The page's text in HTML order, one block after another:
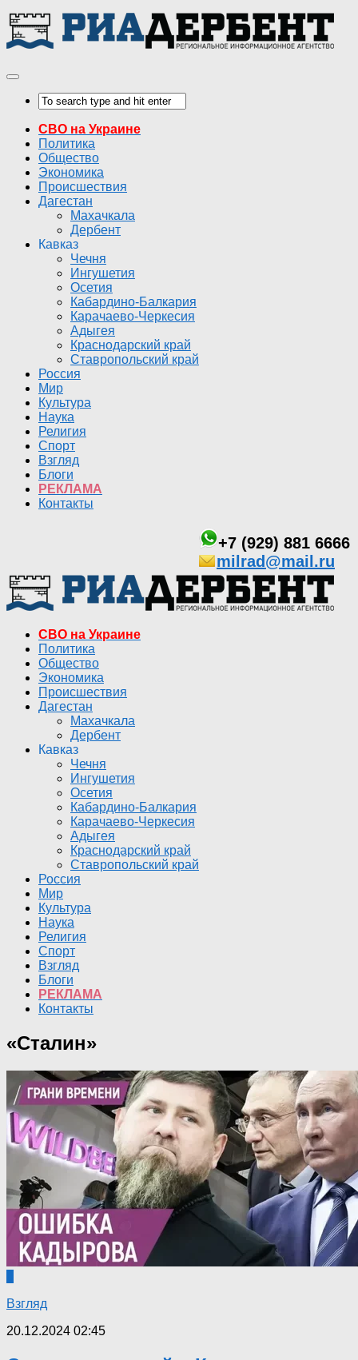
СВО на Украине
Политика
Общество
Экономика
Происшествия
Дагестан
Махачкала
Дербент
Кавказ
Чечня
Ингушетия
Осетия
Кабардино-Балкария
Карачаево-Черкесия
Адыгея
Краснодарский край
Ставропольский край
Россия
Мир
Культура
Наука
Религия
Спорт
Взгляд
Блоги
РЕКЛАМА
Контакты
+7 (929) 881 6666
milrad@mail.ru
СВО на Украине
Политика
Общество
Экономика
Происшествия
Дагестан
Махачкала
Дербент
Кавказ
Чечня
Ингушетия
Осетия
Кабардино-Балкария
Карачаево-Черкесия
Адыгея
Краснодарский край
Ставропольский край
Россия
Мир
Культура
Наука
Религия
Спорт
Взгляд
Блоги
РЕКЛАМА
Контакты
«Сталин»
Взгляд
20.12.2024 02:45